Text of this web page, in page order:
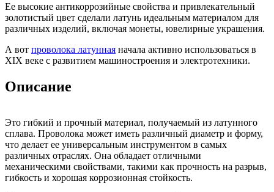
Ее высокие антикоррозийные свойства и привлекательный
золотистый цвет сделали латунь идеальным материалом для
различных изделий, включая монеты, ювелирные украшения.
А вот проволока латунная начала активно использоваться в
XIX веке с развитием машиностроения и электротехники.
Описание
Это гибкий и прочный материал, получаемый из латунного
сплава. Проволока может иметь различный диаметр и форму,
что делает ее универсальным инструментом в самых
различных отраслях. Она обладает отличными
механическими свойствами, такими как прочность на разрыв,
гибкость и хорошая коррозионная стойкость.